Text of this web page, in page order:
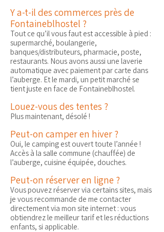
Y a-t-il des commerces près de
Fontaineblhostel ?
Tout ce qu’il vous faut est accessible à pied :
supermarché, boulangerie,
banques/distributeurs, pharmacie, poste,
restaurants. Nous avons aussi une laverie
automatique avec paiement par carte dans
l’auberge. Et le mardi, un petit marché se
tient juste en face de Fontaineblhostel.
Louez-vous des tentes ?
Plus maintenant, désolé !
Peut-on camper en hiver ?
Oui, le camping est ouvert toute l’année !
Accès à la salle commune (chauffée) de
l’auberge, cuisine équipée, douches.
Peut-on réserver en ligne ?
Vous pouvez réserver via certains sites, mais
je vous recommande de me contacter
directement via mon site internet : vous
obtiendrez le meilleur tarif et les réductions
enfants, si applicable.